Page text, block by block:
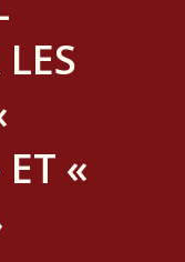
«